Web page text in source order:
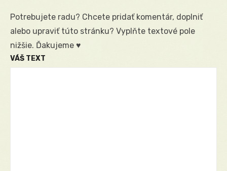
Potrebujete radu? Chcete pridať komentár, doplniť
alebo upraviť túto stránku? Vyplňte textové pole
nižšie. Ďakujeme ♥
VÁŠ TEXT